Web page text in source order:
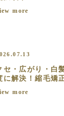
more
セ・広がり・白
に解決！縮毛矯
more